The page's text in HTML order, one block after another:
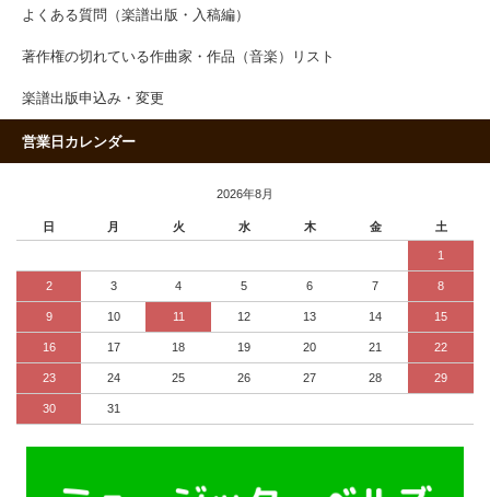
よくある質問（楽譜出版・入稿編）
著作権の切れている作曲家・作品（音楽）リスト
楽譜出版申込み・変更
営業日カレンダー
2026年8月
日 月 火 水 木 金 土
1
2 3 4 5 6 7 8
9 10 11 12 13 14 15
16 17 18 19 20 21 22
23 24 25 26 27 28 29
30 31